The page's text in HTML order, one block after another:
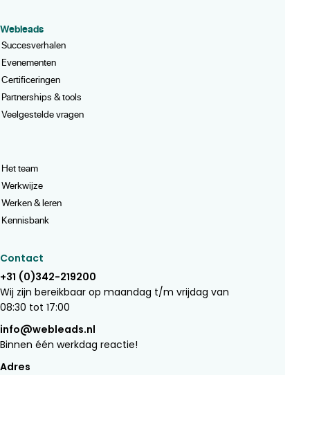
Webleads
Succesverhalen
Evenementen
Certificeringen
Partnerships & tools
Veelgestelde vragen
Het team
Werkwijze
Werken & leren
Kennisbank
Contact
+31 (0)342-219200
Wij zijn bereikbaar op maandag t/m vrijdag van
08:30 tot 17:00
info@webleads.nl
Binnen één werkdag reactie!
Adres